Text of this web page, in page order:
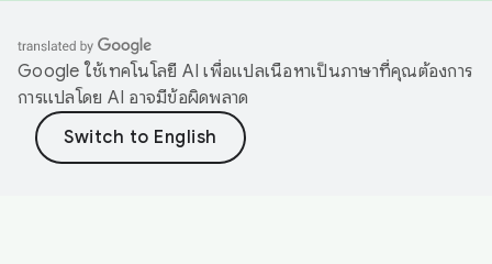
Google ใช้เทคโนโลยี AI เพื่อแปลเนื้อหาเป็นภาษาที่คุณต้องการ
การแปลโดย AI อาจมีข้อผิดพลาด